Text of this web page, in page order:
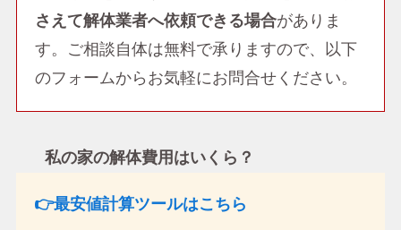
さえて解体業者へ依頼できる場合がありま
す。ご相談自体は無料で承りますので、以下
のフォームからお気軽にお問合せください。
私の家の解体費用はいくら？
👉最安値計算ツールはこちら